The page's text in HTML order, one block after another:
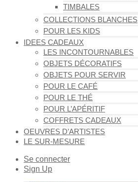
TIMBALES
COLLECTIONS BLANCHES
POUR LES KIDS
IDEES CADEAUX
LES INCONTOURNABLES
OBJETS DÉCORATIFS
OBJETS POUR SERVIR
POUR LE CAFÉ
POUR LE THÉ
POUR L’APÉRITIF
COFFRETS CADEAUX
OEUVRES D’ARTISTES
LE SUR-MESURE
Se connecter
Sign Up